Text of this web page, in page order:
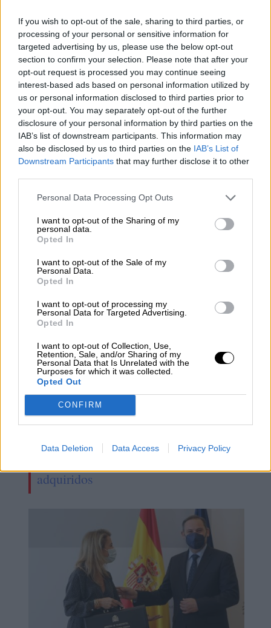
If you wish to opt-out of the sale, sharing to third parties, or
processing of your personal or sensitive information for
targeted advertising by us, please use the below opt-out
section to confirm your selection. Please note that after your
opt-out request is processed you may continue seeing
interest-based ads based on personal information utilized by
us or personal information disclosed to third parties prior to
your opt-out. You may separately opt-out of the further
disclosure of your personal information by third parties on the
IAB’s list of downstream participants. This information may
also be disclosed by us to third parties on the IAB’s List of
Downstream Participants that may further disclose it to other
Personal Data Processing Opt Outs
I want to opt-out of the Sharing of my
personal data.
Opted In
I want to opt-out of the Sale of my
Personal Data.
Opted In
I want to opt-out of processing my
Personal Data for Targeted Advertising.
Opted In
I want to opt-out of Collection, Use,
Retention, Sale, and/or Sharing of my
Personal Data that Is Unrelated with the
Purposes for which it was collected.
Opted Out
CONFIRM
Data Deletion Data Access Privacy Policy
desplazó hasta Barajaspara unirse al comité
de crisis reunido en el aeródromo y seguir
desde allí todo el operativo. Si bien, desde
primera hora de la tardeestuvo siguiendo
"atentamente"toda la operativapara
preparar el aeropuerto de la capital ante el
aterrizaje del avión averiado.
"Siguiendo con atención el operativo que ha
establecido Aena, Enaire, la Delegación del
Gobierno en Madrid, la Comunidad de Madrid,
los bomberos del aeropuerto y el 112 para el
aterrizaje de emergencia del vuelo de Air
Canada",indicó el ministro en su cuenta en
Twitter.
José Luis Ábalos Aeropuerto de Barajas
Air Canadá
vuelos
NOTICIAS RELACIONADAS
El Mitma ha cumplido con el 97%
adquiridos